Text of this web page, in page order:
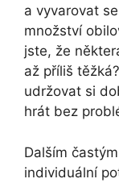
a vyvarovat
množství
jste, že
až příliš
udržovat si
hrát ⁣bez
Dalším
individuální